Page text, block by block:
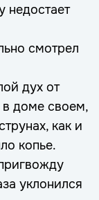
недостает
смотрел
дух от
в доме своем,
как и
копье.
уклонился